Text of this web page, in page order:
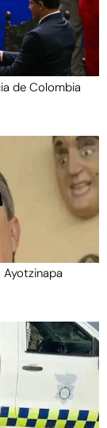
de Colombia
Ayotzinapa